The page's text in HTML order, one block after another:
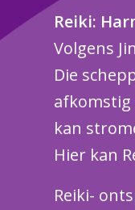
Reiki:
Volgens
Die
afkomstig
kan
Hier kan
Reiki-